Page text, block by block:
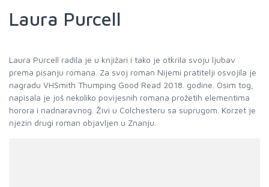
Laura Purcell
Laura Purcell radila je u knjižari i tako je otkrila svoju ljubav
prema pisanju romana. Za svoj roman Nijemi pratitelji osvojila je
nagradu VHSmith Thumping Good Read 2018. godine. Osim tog,
napisala je još nekoliko povijesnih romana prožetih elementima
horora i nadnaravnog. Živi u Colchesteru sa suprugom. Korzet je
njezin drugi roman objavljen u Znanju.